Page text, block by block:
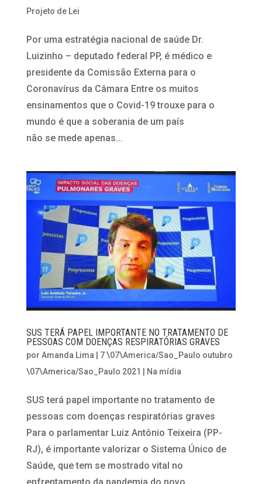
Projeto de Lei
Por uma estratégia nacional de saúde Dr.
Luizinho – deputado federal PP, é médico e
presidente da Comissão Externa para o
Coronavírus da Câmara Entre os muitos
ensinamentos que o Covid-19 trouxe para o
mundo é que a soberania de um país
não se mede apenas...
SUS TERÁ PAPEL IMPORTANTE NO TRATAMENTO DE
PESSOAS COM DOENÇAS RESPIRATÓRIAS GRAVES
por Amanda Lima
7 \07\America/Sao_Paulo outubro
\07\America/Sao_Paulo 2021
Na mídia
SUS terá papel importante no tratamento de
pessoas com doenças respiratórias graves
Para o parlamentar Luiz Antônio Teixeira (PP-
RJ), é importante valorizar o Sistema Único de
Saúde, que tem se mostrado vital no